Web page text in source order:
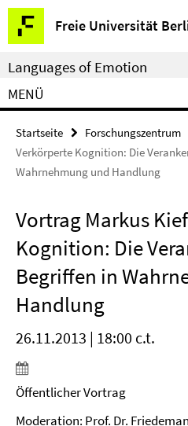
Springe
direkt
zu
Inhalt
Freie Universität
Service-
Navigation
Languages of Emotion
MENÜ
Startseite Forschungszentrum
Verkörperte Kognition: Die
Wahrnehmung und Handlung
Vortrag Markus
Kognition: Die
Begriffen in
Handlung
26.11.2013 | 18:00 c.t.
Öffentlicher Vortrag
Moderation: Prof. Dr.